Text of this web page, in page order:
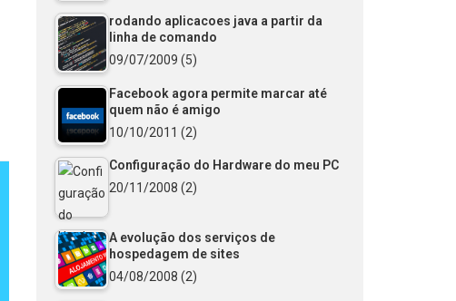
rodando aplicacoes java a partir da
linha de comando
09/07/2009 (5)
Facebook agora permite marcar até
quem não é amigo
10/10/2011 (2)
Configuração do Hardware do meu PC
20/11/2008 (2)
A evolução dos serviços de
hospedagem de sites
04/08/2008 (2)